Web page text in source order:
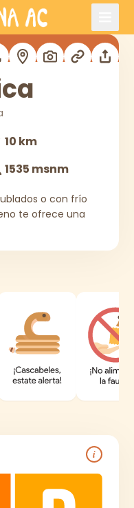
10 km
1535 msnm
o con frío
te ofrece una
i